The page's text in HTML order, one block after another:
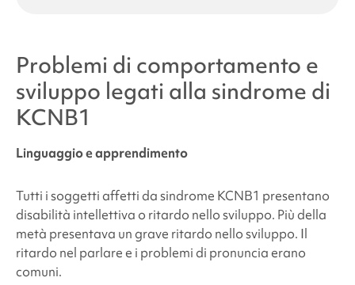
Problemi di comportamento e
sviluppo legati alla sindrome di
KCNB1
Linguaggio e apprendimento
Tutti i soggetti affetti dasindrome KCNB1 presentano
disabilità intellettiva o ritardo nello sviluppo. Più della
metà presentava un grave ritardo nello sviluppo. Il
ritardo nel parlare e i problemi di pronuncia erano
comuni.